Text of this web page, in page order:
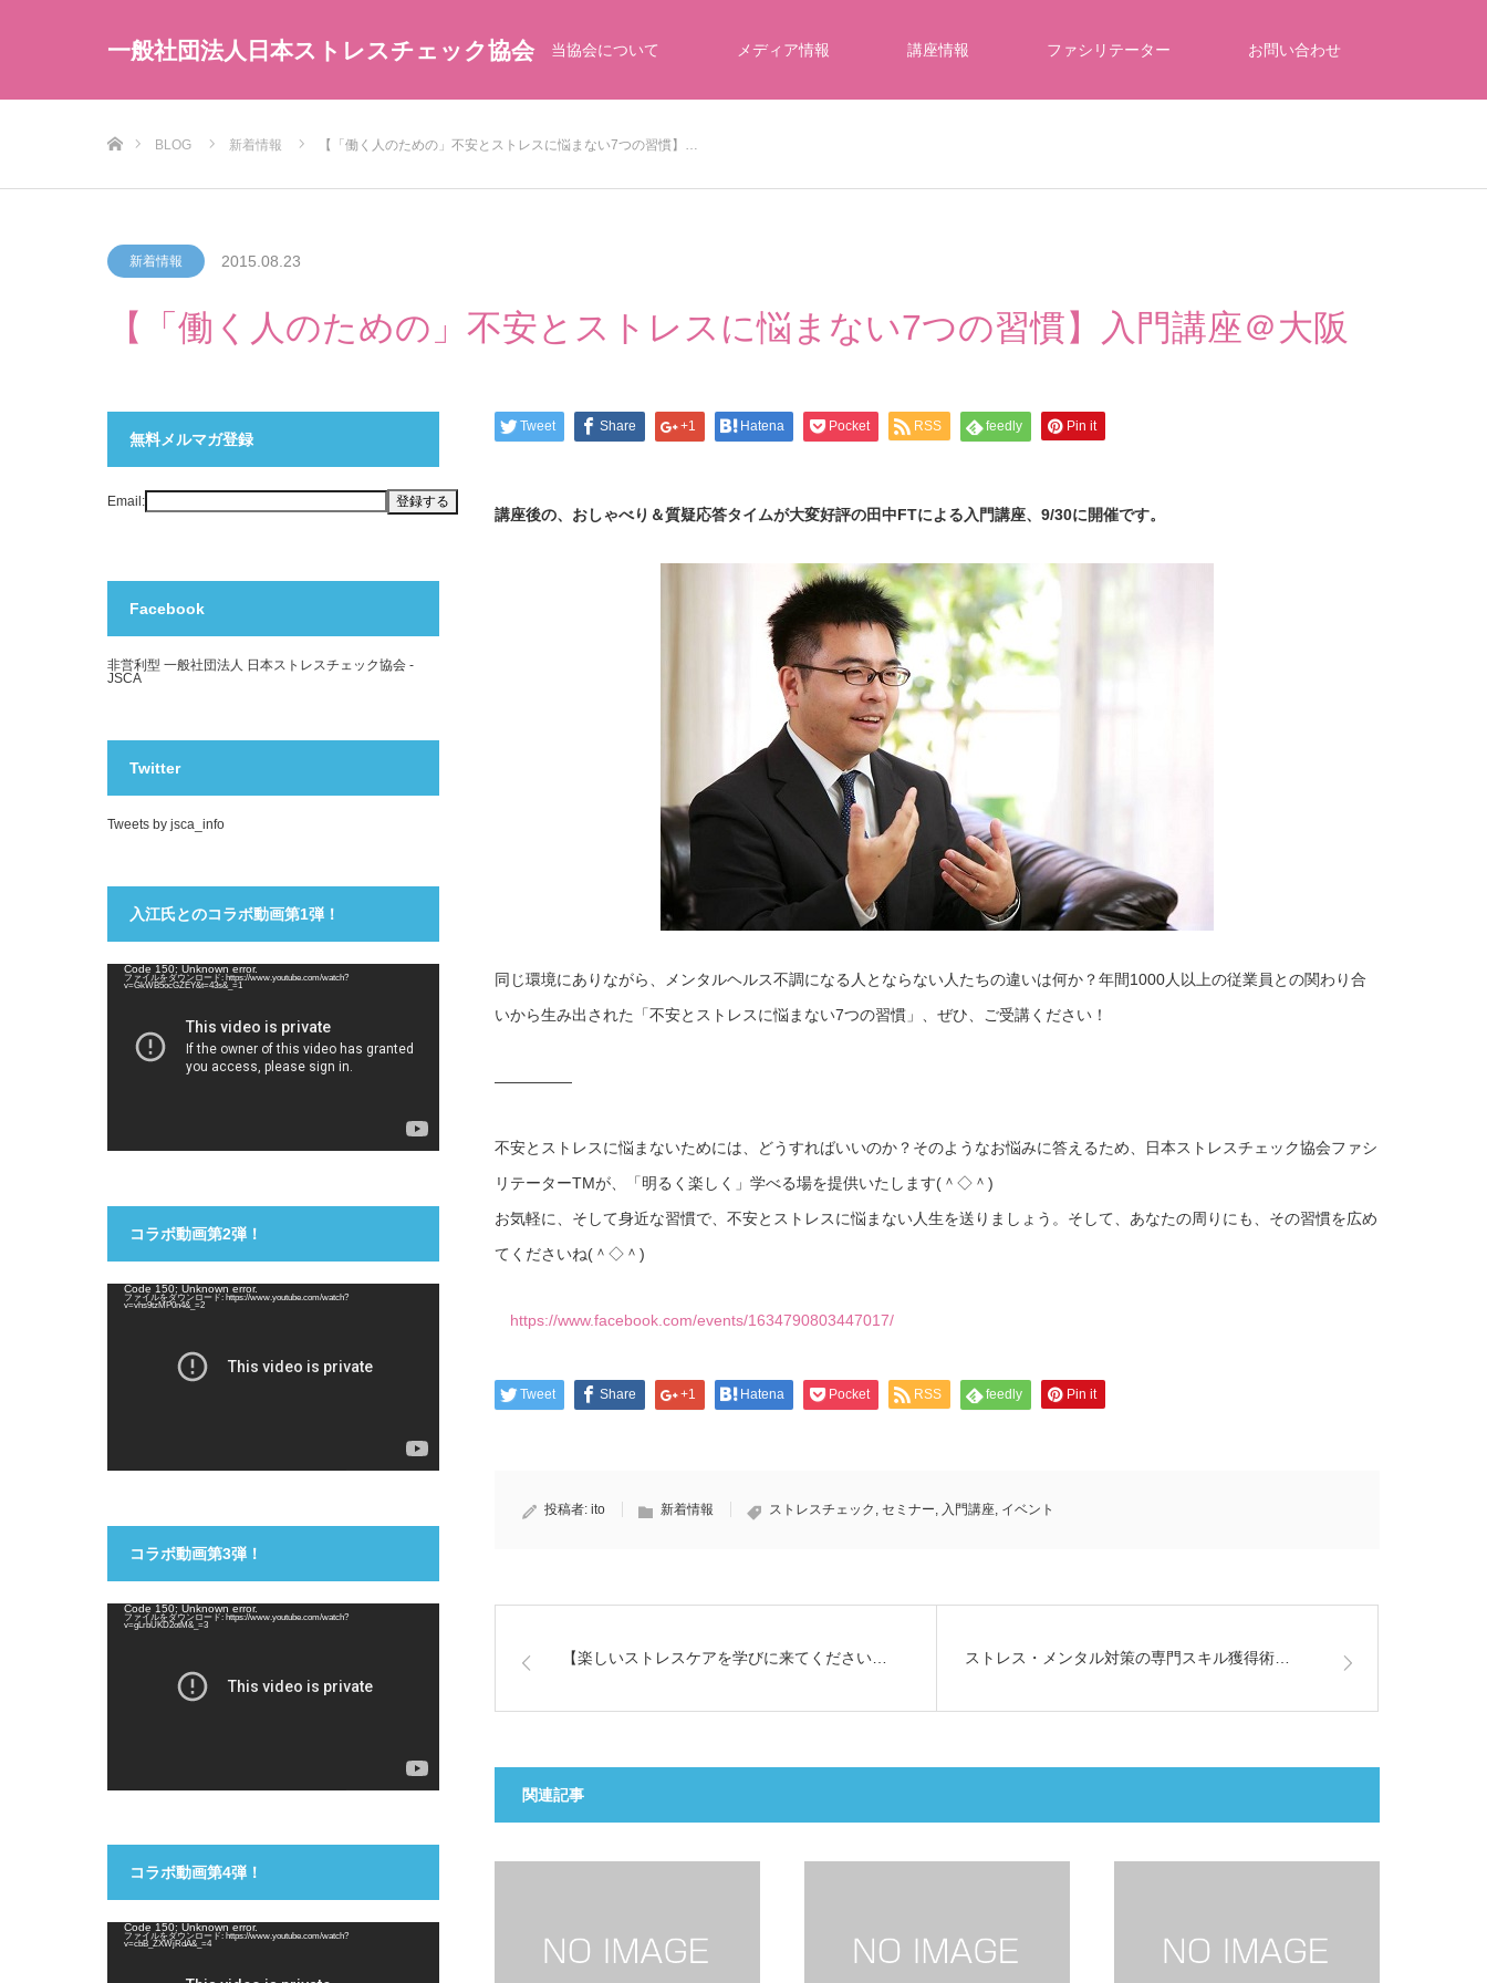
一般社団法人日本ストレスチェック協会 当協会について メディア情報 講座情報 ファシリテーター お問い合わせ
BLOG 新着情報 【「働く人のための」不安とストレスに悩まない7つの習慣】…
新着情報 2015.08.23
【「働く人のための」不安とストレスに悩まない7つの習慣】入門講座＠大阪
Tweet Share +1 Hatena Pocket RSS feedly Pin it
講座後の、おしゃべり＆質疑応答タイムが大変好評の田中FTによる入門講座、9/30に開催です。
同じ環境にありながら、メンタルヘルス不調になる人とならない人たちの違いは何か？年間1000人以上の従業員との関わり合
いから生み出された「不安とストレスに悩まない7つの習慣」、ぜひ、ご受講ください！
—————
不安とストレスに悩まないためには、どうすればいいのか？そのようなお悩みに答えるため、日本ストレスチェック協会ファシ
リテーターTMが、「明るく楽しく」学べる場を提供いたします(＾◇＾)
お気軽に、そして身近な習慣で、不安とストレスに悩まない人生を送りましょう。そして、あなたの周りにも、その習慣を広め
てくださいね(＾◇＾)
https://www.facebook.com/events/1634790803447017/
Tweet Share +1 Hatena Pocket RSS feedly Pin it
投稿者: ito 新着情報 ストレスチェック , セミナー, 入門講座, イベント
【楽しいストレスケアを学びに来てください… ストレス・メンタル対策の専門スキル獲得術…
関連記事
無料メルマガ登録
Email:
Facebook
非営利型 一般社団法人 日本ストレスチェック協会 -
JSCA
Twitter
Tweets by jsca_info
入江氏とのコラボ動画第1弾！
Code 150: Unknown error.
ファイルをダウンロード: https://www.youtube.com/watch?
v=GkWB5ocGZEY&t=43s&_=1
コラボ動画第2弾！
動 Code 150: Unknown error.
ファイルをダウンロード: https://www.youtube.com/watch?
v=vhs9tzMP0n4&_=2
コラボ動画第3弾！
動 Code 150: Unknown error.
ファイルをダウンロード: https://www.youtube.com/watch?
v=gLrbUKD2otM&_=3
コラボ動画第4弾！
Code 150: Unknown error.
ファイルをダウンロード: https://www.youtube.com/watch?
v=cbB_ZXWjRdA&_=4